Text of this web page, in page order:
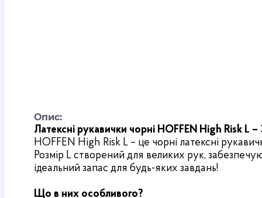
Опис:
Латексні рукавички чорні HOFFEN High Risk L
HOFFEN High Risk L – це чорні латексні
Розмір L створений для великих рук,
ідеальний запас для будь-яких завдань!
Що в них особливого?